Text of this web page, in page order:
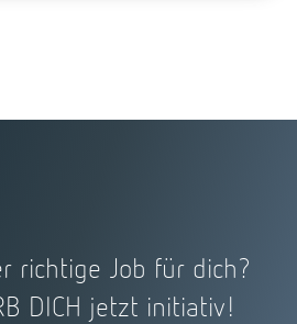
richtige Job für dich?
DICH jetzt initiativ!